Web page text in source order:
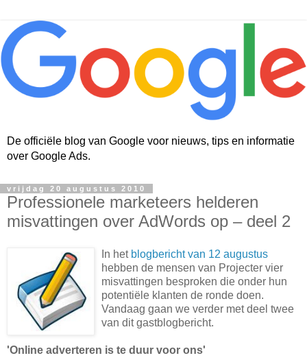
De officiële blog van Google voor nieuws, tips en informatie
over Google Ads.
vrijdag 20 augustus 2010
Professionele marketeers helderen
misvattingen over AdWords op – deel 2
In het blogbericht van 12 augustus
hebben de mensen van Projecter vier
misvattingen besproken die onder hun
potentiële klanten de ronde doen.
Vandaag gaan we verder met deel twee
van dit gastblogbericht.
'Online adverteren is te duur voor ons'